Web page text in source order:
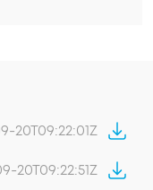
20T09:22:01Z
20T09:22:51Z